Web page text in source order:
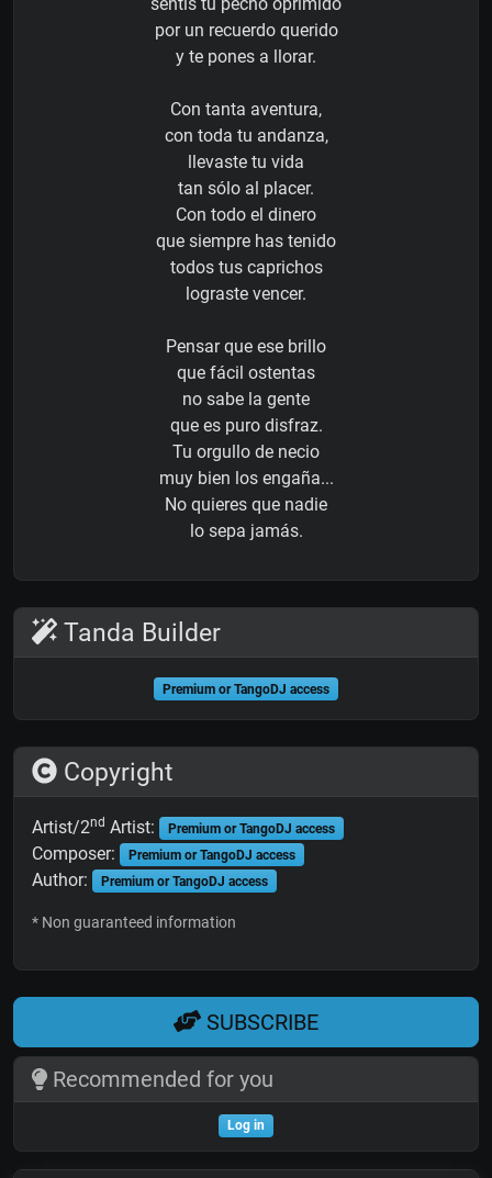
por un recuerdo querido
y te pones a llorar.
Con tanta aventura,
con toda tu andanza,
llevaste tu vida
tan sólo al placer.
Con todo el dinero
que siempre has tenido
todos tus caprichos
lograste vencer.
Pensar que ese brillo
que fácil ostentas
no sabe la gente
que es puro disfraz.
Tu orgullo de necio
muy bien los engaña...
No quieres que nadie
lo sepa jamás.
Tanda Builder
Premium or TangoDJ access
Copyright
Artist/2nd Artist: Premium or TangoDJ access
Composer: Premium or TangoDJ access
Author: Premium or TangoDJ access
* Non guaranteed information
SUBSCRIBE
Recommended for you
Log in